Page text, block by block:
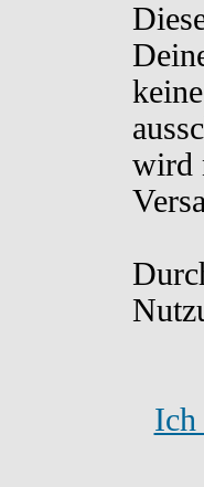
wird
Ich